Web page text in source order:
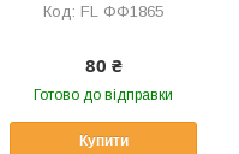
FL ФФ1865
80 ₴
Готово до відправки
Купити